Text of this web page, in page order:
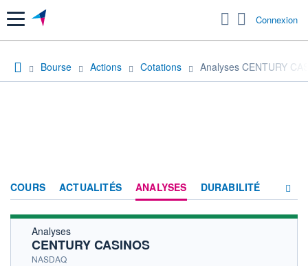
Menu Connexion
Bourse Actions Cotations Analyses CENTURY
COURS ACTUALITÉS ANALYSES DURABILITÉ
Analyses
CENTURY CASINOS
NASDAQ